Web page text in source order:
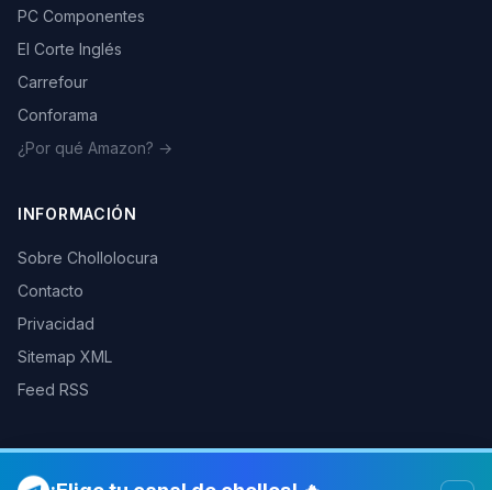
PC Componentes
El Corte Inglés
Carrefour
Conforama
¿Por qué Amazon? →
INFORMACIÓN
Sobre Chollolocura
Contacto
Privacidad
Sitemap XML
Feed RSS